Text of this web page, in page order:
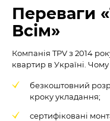
Переваги
Всім»
Компанія TPV з 2014
квартир в Україні.
безкоштовний
кроку укладання;
сертифіковані